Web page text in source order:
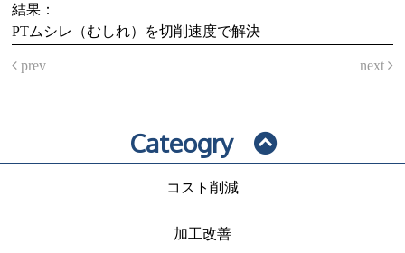
結果：
PTムシレ（むしれ）を切削速度で解決
prev next
Cateogry
コスト削減
加工改善